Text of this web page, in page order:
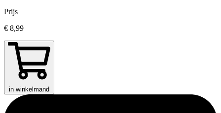
Prijs
€ 8,99
in winkelmand